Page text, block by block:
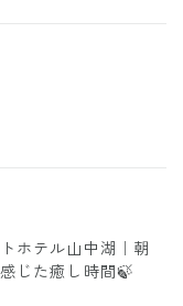
ホテル山中湖｜朝
じた癒し時間🍃